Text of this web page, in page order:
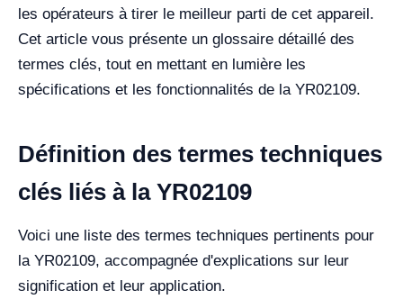
les opérateurs à tirer le meilleur parti de cet appareil.
Cet article vous présente un glossaire détaillé des
termes clés, tout en mettant en lumière les
spécifications et les fonctionnalités de la YR02109.
Définition des termes techniques
clés liés à la YR02109
Voici une liste des termes techniques pertinents pour
la YR02109, accompagnée d'explications sur leur
signification et leur application.